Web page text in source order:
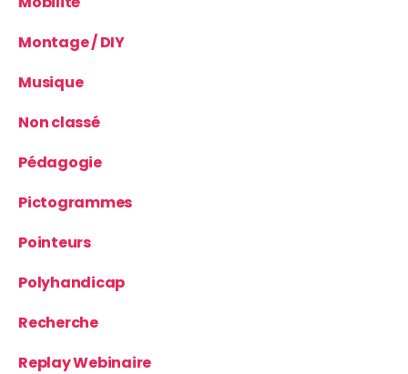
Montage / DIY
Musique
Non classé
Pédagogie
Pictogrammes
Pointeurs
Polyhandicap
Recherche
Replay Webinaire